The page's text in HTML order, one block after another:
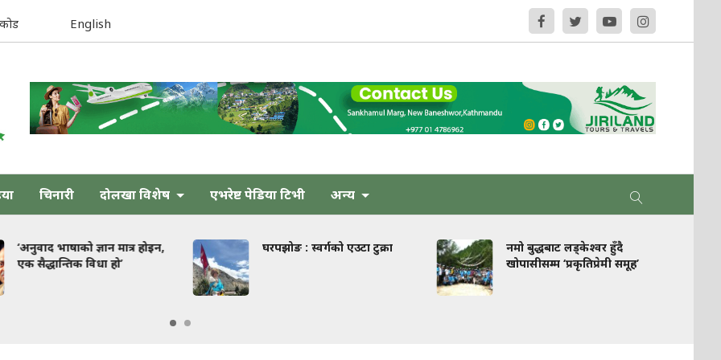
English
चिनारी दोलखा विशेष एभरेष्ट पेडिया टिभी अन्य
‘अनुवाद भाषाको ज्ञान मात्र होइन,
एक सैद्धान्तिक विधा हो’
घरपझोङ : स्वर्गको एउटा टुक्रा
नमो बुद्धबाट लड्केश्वर हुँदै
खोपासीसम्म ‘प्रकृतिप्रेमी समूह’